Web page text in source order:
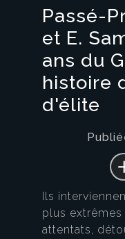
Passé-
et E.
ans du
histoire
d'élite
Ils
plus extrêmes
attentats,